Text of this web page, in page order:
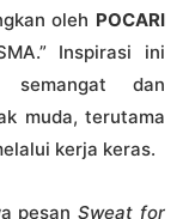
oleh POCARI
Inspirasi ini
semangat dan
muda, terutama
kerja keras.
pesanSweat for